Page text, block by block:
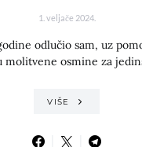
1. veljače 2024.
odlučio sam, uz
molitvene osmine za
VIŠE